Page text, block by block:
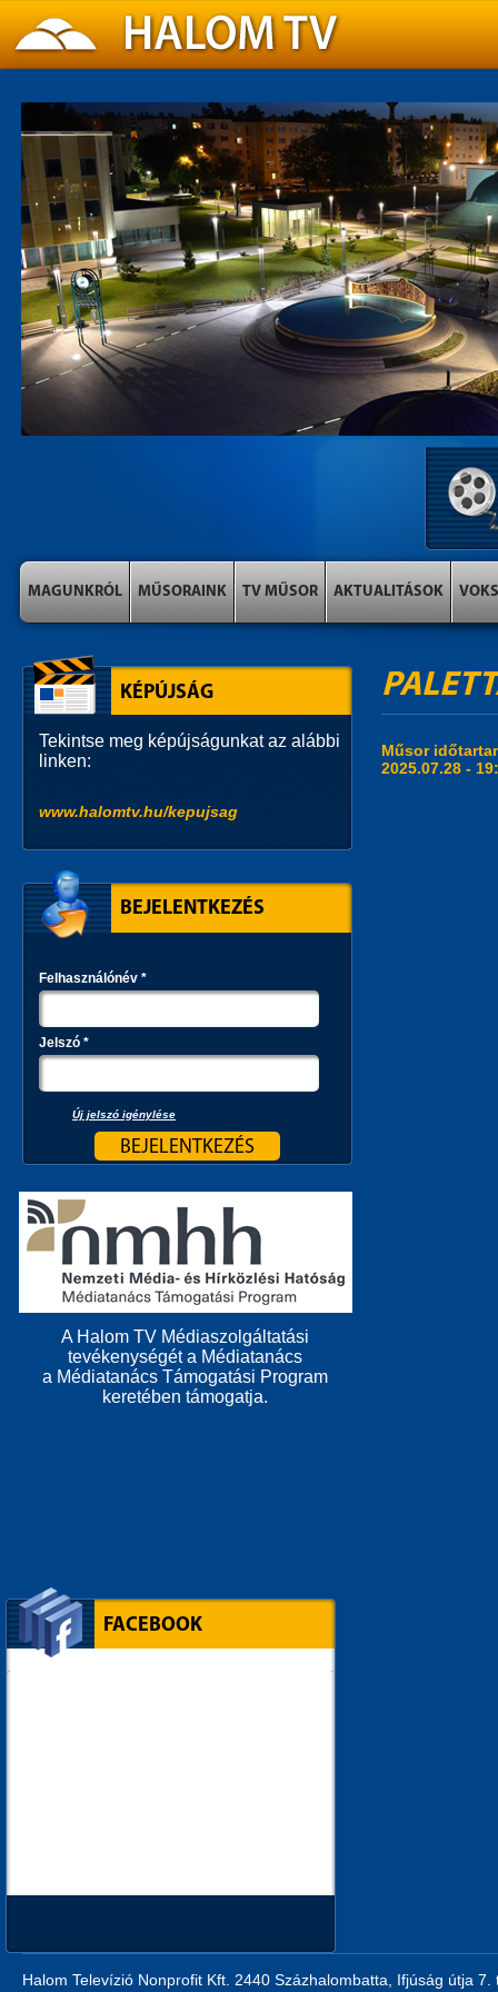
MAGUNKRÓL MŰSORAINK TV MŰSOR AKTUALITÁSOK VOKS
Műsor
2025.07.28 -
KÉPÚJSÁG
Tekintse meg képújságunkat az alábbi
linken:
www.halomtv.hu/kepujsag
BEJELENTKEZÉS
Felhasználónév *
Jelszó *
Új jelszó igénylése
A Halom TV Médiaszolgáltatási
tevékenységét a Médiatanács
a Médiatanács Támogatási Program
keretében támogatja.
FACEBOOK
Halom Televízió Nonprofit Kft. 2440 Százhalombatta, Ifjúság útja